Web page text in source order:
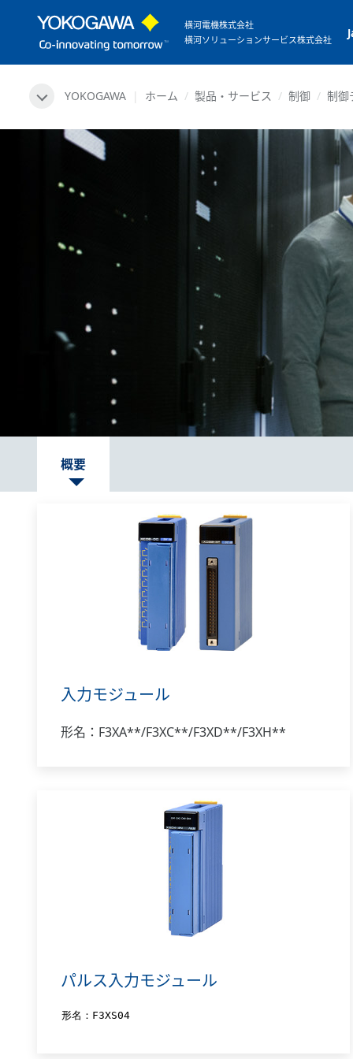
横河電機株式会社
横河ソリューションサービス株式会社
YOKOGAWA ホーム 製品・サービス 制御 制御
概要
入力モジュール
形名：F3XA**/F3XC**/F3XD**/F3XH**
パルス入力モジュール
形名：F3XS04